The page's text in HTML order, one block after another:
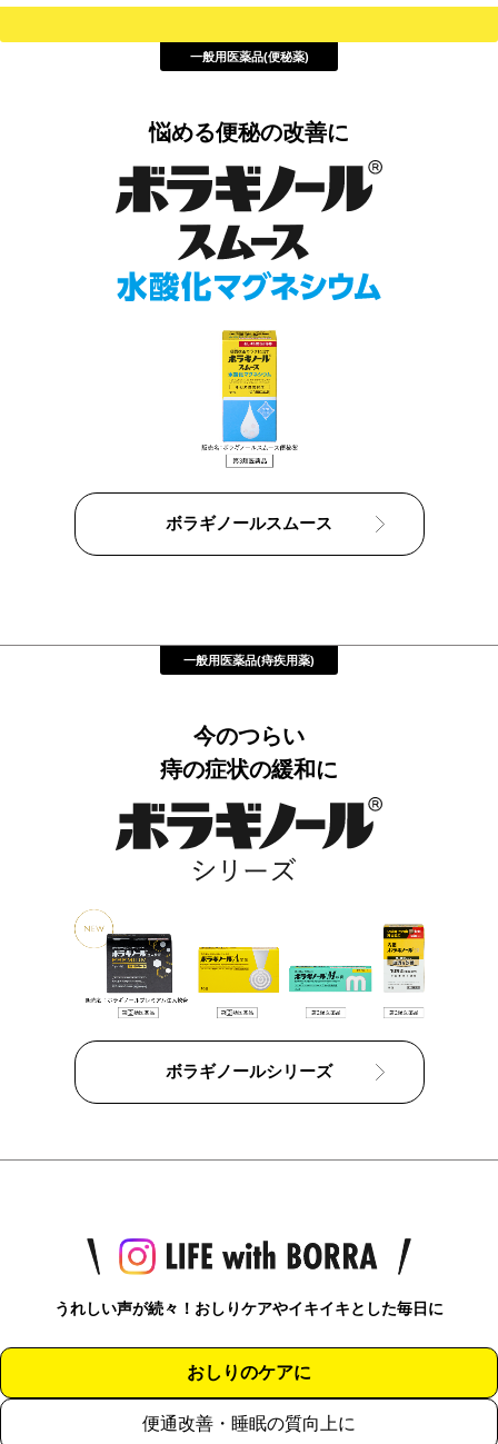
一般用医薬品(便秘薬)
悩める便秘の改善に
ボラギノールスムース
一般用医薬品(痔疾用薬)
今のつらい
痔の症状の緩和に
ボラギノールシリーズ
うれしい声が続々！おしりケアやイキイキとした毎日に
おしりのケアに
便通改善・睡眠の質向上に